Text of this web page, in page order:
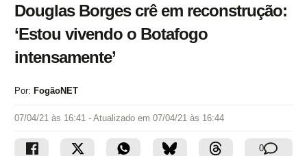
Douglas Borges crê em reconstrução:
‘Estou vivendo o Botafogo
intensamente’
Por: FogãoNET
07/04/21 às 16:41 - Atualizado em 07/04/21 às 16:44
0